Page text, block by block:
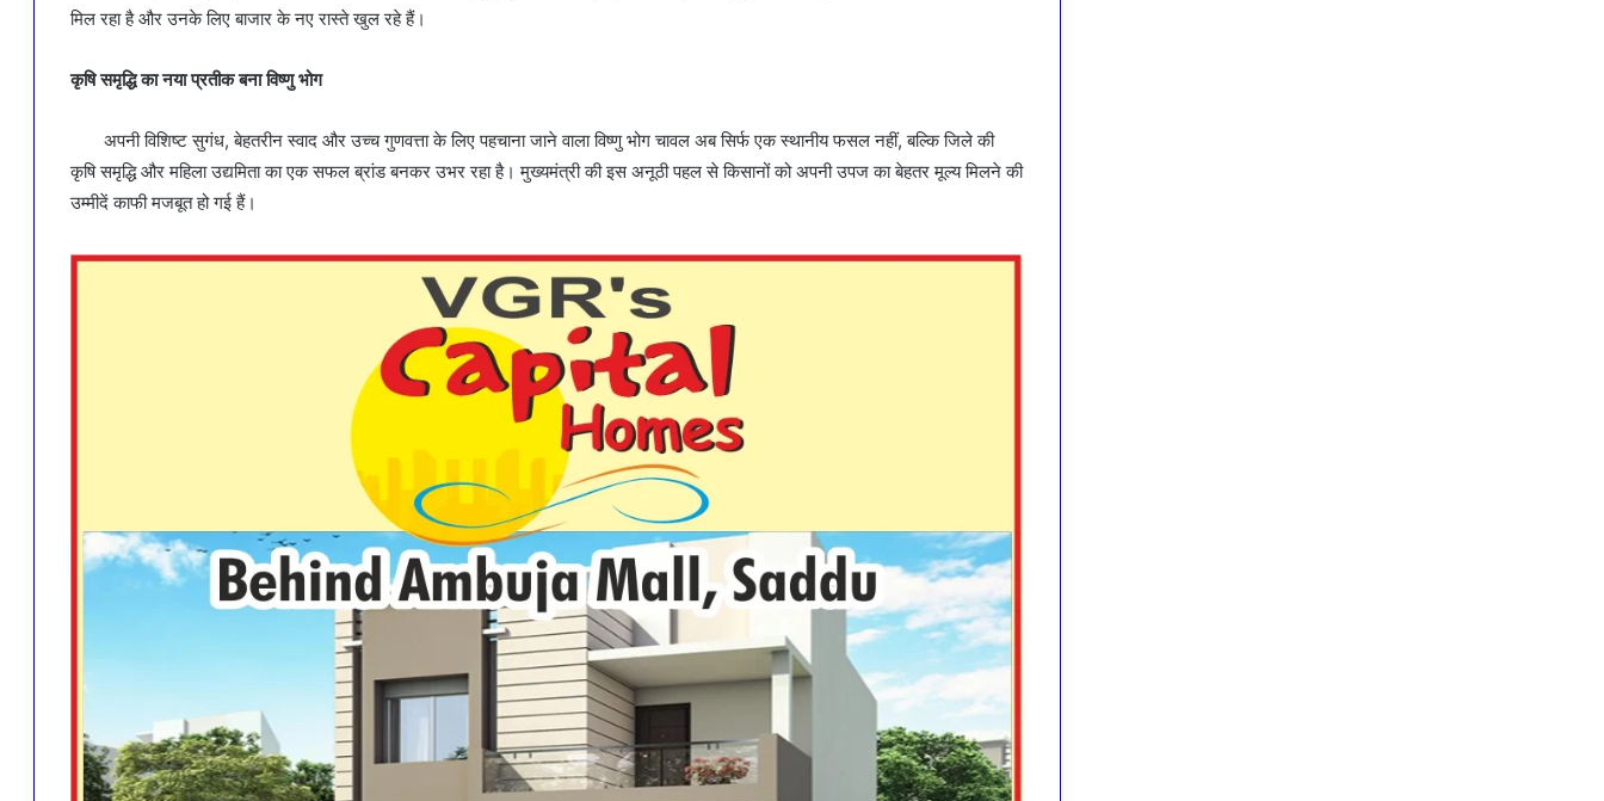
मिल रहा है और उनके लिए बाजार के नए रास्ते खुल रहे हैं।
कृषि समृद्धि का नया प्रतीक बना विष्णु भोग
अपनी विशिष्ट सुगंध, बेहतरीन स्वाद और उच्च गुणवत्ता के लिए पहचाना जाने वाला विष्णु भोग चावल अब सिर्फ एक स्थानीय फसल नहीं, बल्कि जिले की
कृषि समृद्धि और महिला उद्यमिता का एक सफल ब्रांड बनकर उभर रहा है। मुख्यमंत्री की इस अनूठी पहल से किसानों को अपनी उपज का बेहतर मूल्य मिलने की
उम्मीदें काफी मजबूत हो गई हैं।